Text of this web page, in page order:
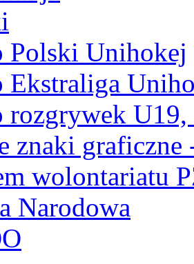
Polski Unihokej
Ekstraliga
rozgrywek
znaki graficzne
wolontariatu
Narodowa